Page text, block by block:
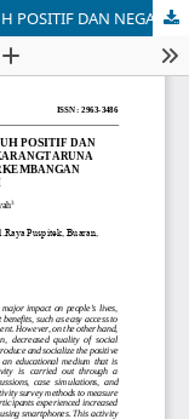
PENGENALAN DAN SOSIALISASI PENGARUH POSITIF DAN NEGATIF SMARTPHONE BAGI REMAJA KARANGTARUNA SEBAGAI MEDIA EDUKASI DALAM PERKEMBANGAN TEKNOLOGI INFORMASI